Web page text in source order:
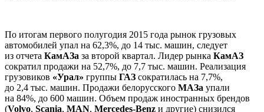
По итогам первого полугодия 2015 года рынок грузовых
автомобилей упал на 62,3%, до 14 тыс. машин, следует
из отчета КамАЗа за второй квартал. Лидер рынка КамАЗ
сократил продажи на 52,7%, до 7,7 тыс. машин. Реализация
грузовиков «Урал» группы ГАЗ сократилась на 7,7%,
до 2,4 тыс. машин. Продажи белорусского МАЗа упали
на 84%, до 600 машин. Объем продаж иностранных брендов
(Volvo, Scania, MAN, Mercedes-Benz и другие) снизился